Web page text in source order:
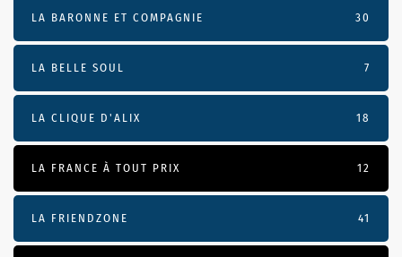
LA BARONNE ET COMPAGNIE 30
LA BELLE SOUL 7
LA CLIQUE D'ALIX 18
LA FRANCE À TOUT PRIX 12
LA FRIENDZONE 41